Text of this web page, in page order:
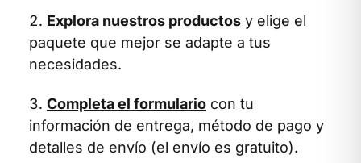
Explora nuestros productos y elige el
paquete que mejor se adapte a tus
necesidades.
Completa el formulario con tu
información de entrega, método de pago y
detalles de envío (el envío es gratuito).